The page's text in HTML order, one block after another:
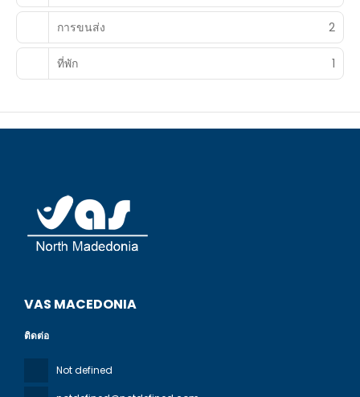
การขนส่ง 2
ที่พัก 1
VAS MACEDONIA
ติดต่อ
Not defined